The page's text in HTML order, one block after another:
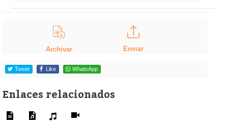
Archivar Enviar
Tweet Like WhatsApp
Enlaces relacionados